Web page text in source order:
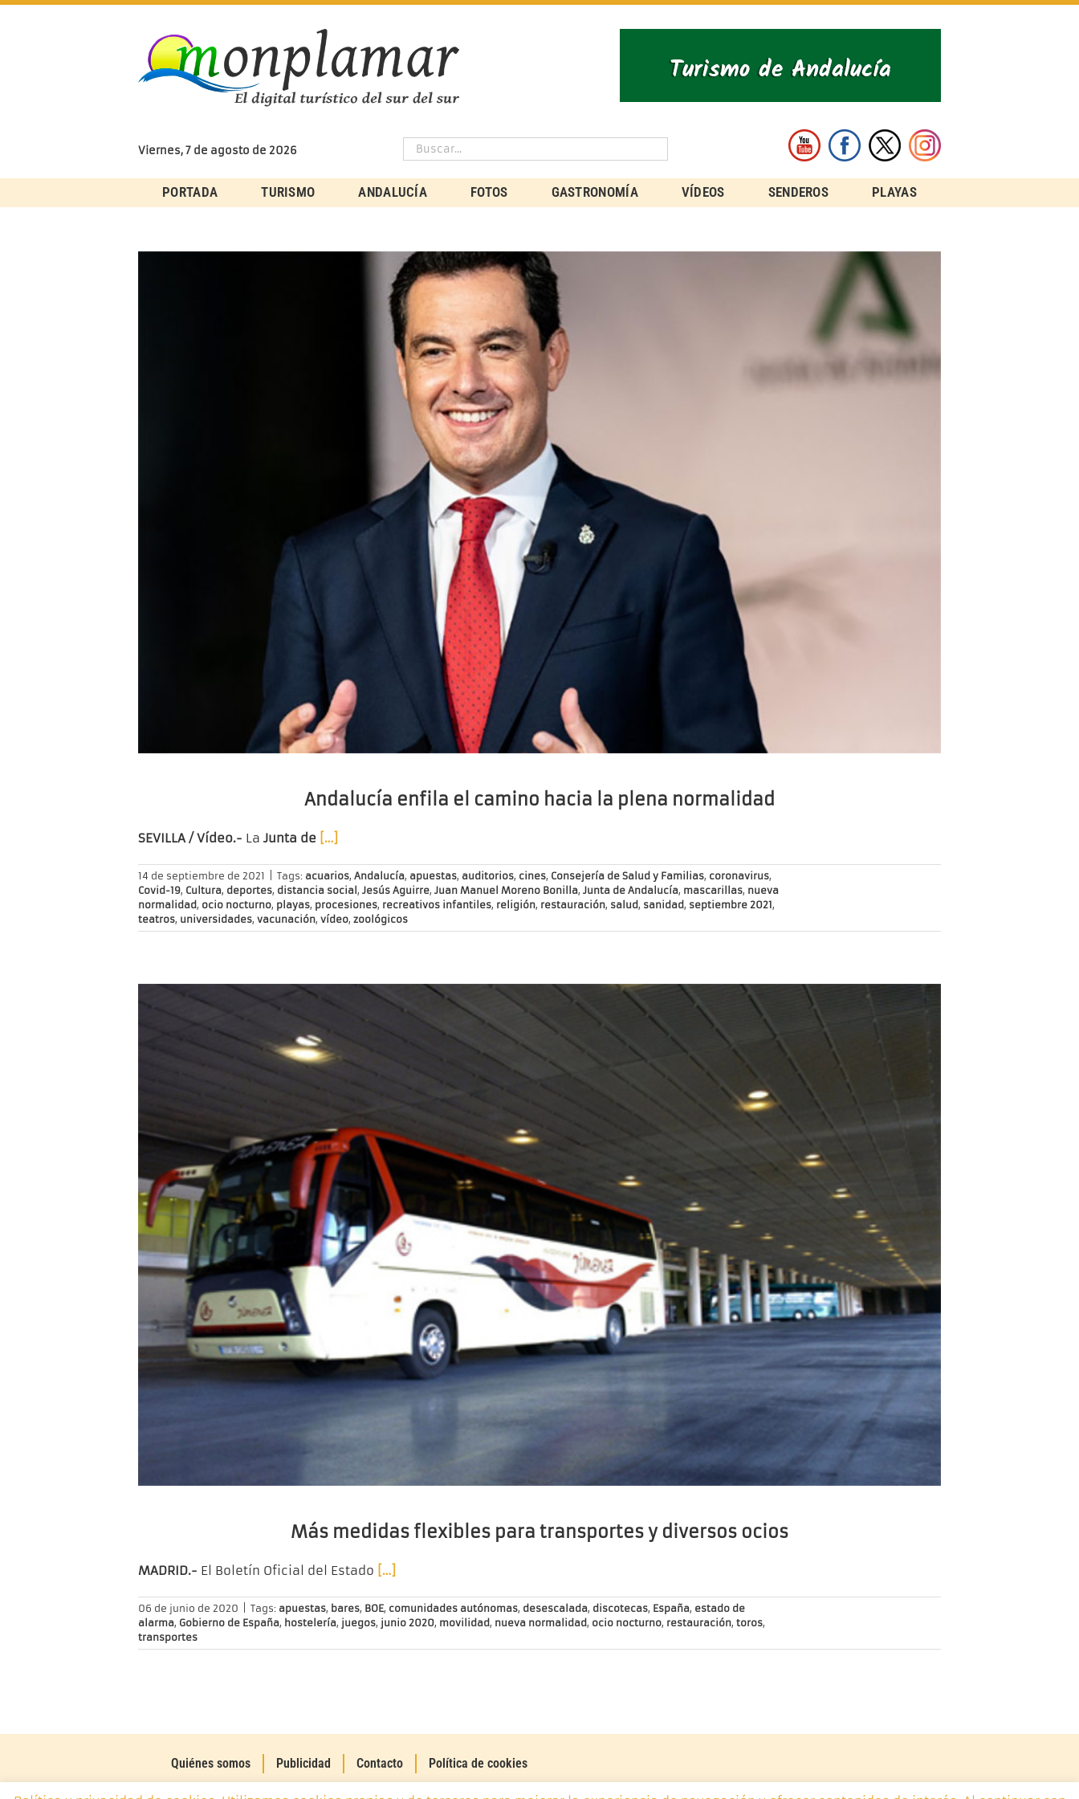
Skip
Viernes, 7 de agosto de 2026
PORTADA TURISMO ANDALUCÍA FOTOS GASTRONOMÍA VÍDEOS SENDEROS PLAYAS
Andalucía enfila el camino hacia la plena normalidad
SEVILLA / Vídeo.- La Junta de […]
14 de septiembre de 2021 Tags: acuarios, Andalucía, apuestas, auditorios, cines, Consejería de Salud y Familias, coronavirus,
Covid-19, Cultura, deportes, distancia social , Jesús Aguirre, Juan Manuel Moreno Bonilla, Junta de Andalucía, mascarillas, nueva
normalidad, ocio nocturno, playas, procesiones, recreativos infantiles, religión, restauración, salud, sanidad, septiembre 2021,
teatros, universidades, vacunación, vídeo, zoológicos
Más medidas flexibles para transportes y diversos ocios
MADRID.- El Boletín Oficial del Estado […]
06 de junio de 2020 Tags: apuestas, bares, BOE, comunidades autónomas, desescalada, discotecas, España, estado de
alarma, Gobierno de España, hostelería, juegos, junio 2020, movilidad, nueva normalidad, ocio nocturno, restauración, toros,
transportes
Quiénes somos Publicidad Contacto Política de cookies